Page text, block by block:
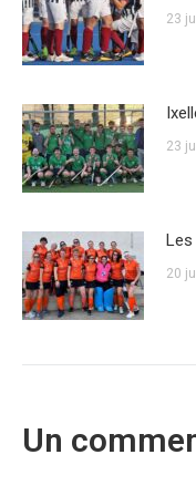
23
23
Les
20
Un